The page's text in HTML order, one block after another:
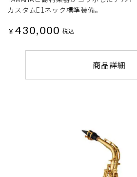
カスタムE1ネック標準装備。
¥ 430,000 税込
商品詳細